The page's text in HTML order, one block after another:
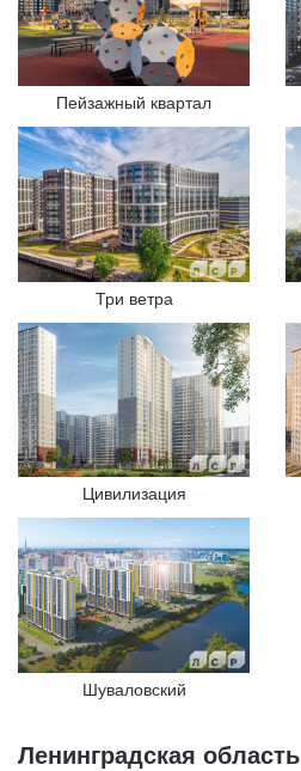
Пейзажный квартал
Три ветра
Цивилизация
Шуваловский
Ленинградская область